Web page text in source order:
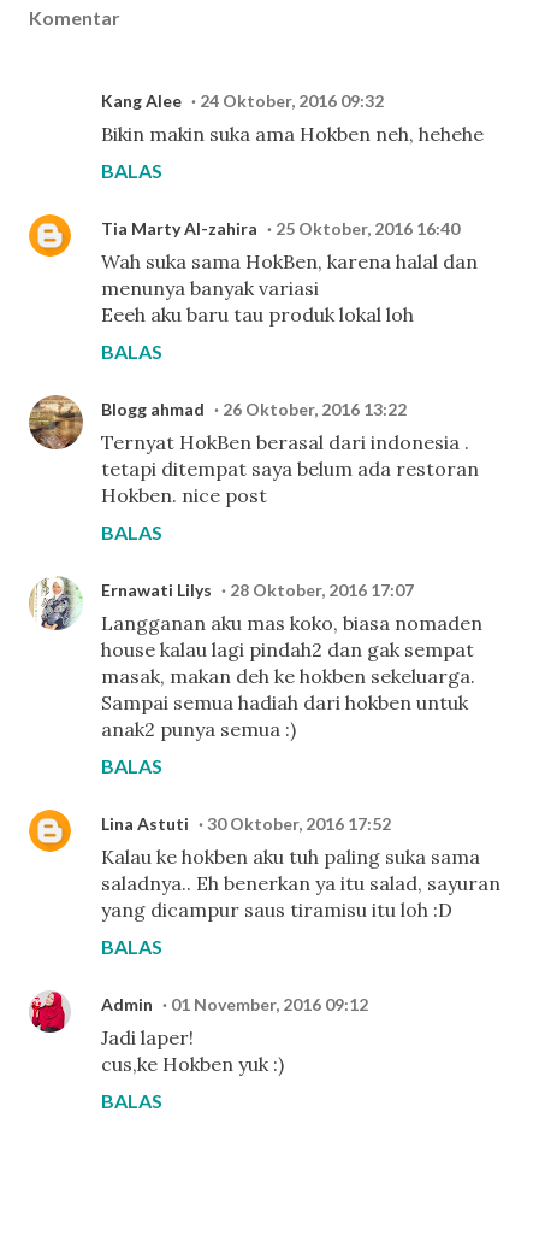
Komentar
Kang Alee 24 Oktober, 2016 09:32
Bikin makin suka ama Hokben neh, hehehe
BALAS
Tia Marty Al-zahira 25 Oktober, 2016 16:40
Wah suka sama HokBen, karena halal dan
menunya banyak variasi
Eeeh aku baru tau produk lokal loh
BALAS
Blogg ahmad 26 Oktober, 2016 13:22
Ternyat HokBen berasal dari indonesia .
tetapi ditempat saya belum ada restoran
Hokben. nice post
BALAS
Ernawati Lilys 28 Oktober, 2016 17:07
Langganan aku mas koko, biasa nomaden
house kalau lagi pindah2 dan gak sempat
masak, makan deh ke hokben sekeluarga.
Sampai semua hadiah dari hokben untuk
anak2 punya semua :)
BALAS
Lina Astuti 30 Oktober, 2016 17:52
Kalau ke hokben aku tuh paling suka sama
saladnya.. Eh benerkan ya itu salad, sayuran
yang dicampur saus tiramisu itu loh :D
BALAS
Admin 01 November, 2016 09:12
Jadi laper!
cus,ke Hokben yuk :)
BALAS